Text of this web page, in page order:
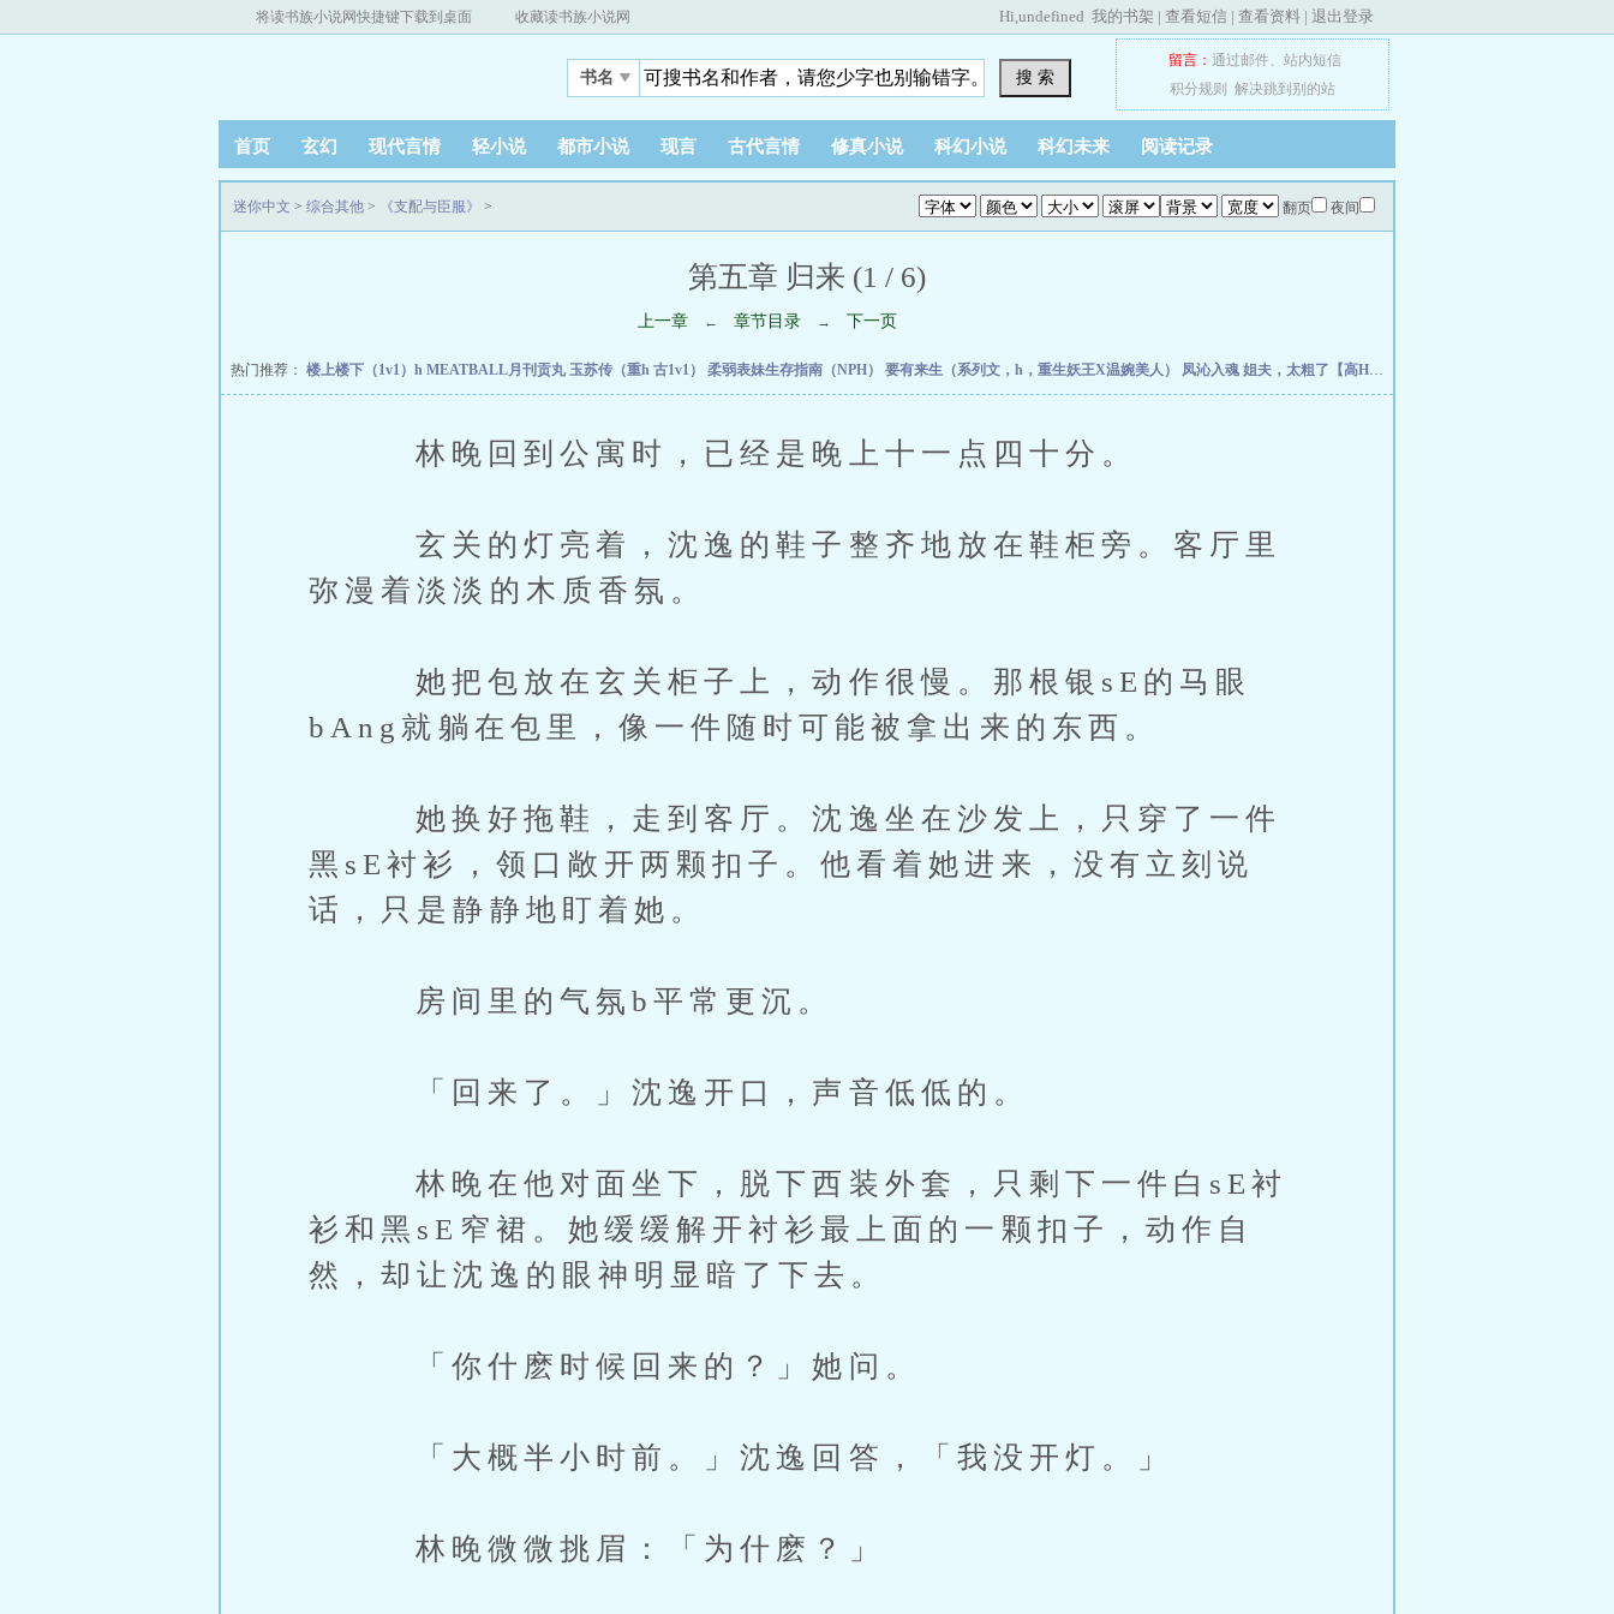
将读书族小说网快捷键下载到桌面 收藏读书族小说网 Hi,undefined 我的书架 | 查看短信 | 查看资料 | 退出登录
书名 搜 索
留言： 通过邮件、 站内短信
积分规则
解决跳到别的站
首页 玄幻 现代言情 轻小说 都市小说 现言 古代言情 修真小说 科幻小说 科幻未来 阅读记录
翻页 夜间
迷你中文 > 综合其他 > 《支配与臣服》 >
第五章 归来 (1 / 6)
上一章 ← 章节目录 → 下一页
热门推荐： 楼上楼下（1v1）h MEATBALL月刊贡丸 玉苏传（重h 古1v1） 柔弱表妹生存指南（NPH） 要有来生（系列文，h，重生妖王X温婉美人） 凤沁入魂 姐夫，太粗了【高H】
林晚回到公寓时，已经是晚上十一点四十分。
玄关的灯亮着，沈逸的鞋子整齐地放在鞋柜旁。客厅里
弥漫着淡淡的木质香氛。
她把包放在玄关柜子上，动作很慢。那根银sE的马眼
bAng就躺在包里，像一件随时可能被拿出来的东西。
她换好拖鞋，走到客厅。沈逸坐在沙发上，只穿了一件
黑sE衬衫，领口敞开两颗扣子。他看着她进来，没有立刻说
话，只是静静地盯着她。
房间里的气氛b平常更沉。
「回来了。」沈逸开口，声音低低的。
林晚在他对面坐下，脱下西装外套，只剩下一件白sE衬
衫和黑sE窄裙。她缓缓解开衬衫最上面的一颗扣子，动作自
然，却让沈逸的眼神明显暗了下去。
「你什麽时候回来的？」她问。
「大概半小时前。」沈逸回答，「我没开灯。」
林晚微微挑眉：「为什麽？」